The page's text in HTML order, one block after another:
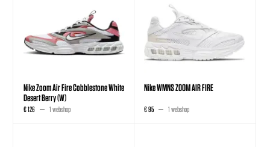
Nike Zoom Air Fire Cobblestone White
Desert Berry (W)
€ 126 1 webshop
Nike WMNS ZOOM AIR FIRE
€ 95 1 webshop